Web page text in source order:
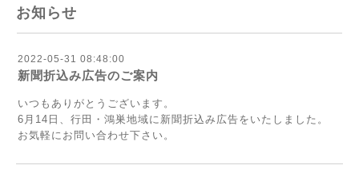
お知らせ
2022-05-31 08:48:00
新聞折込み広告のご案内
いつもありがとうございます。
6月14日、行田・鴻巣地域に新聞折込み広告をいたしました。
お気軽にお問い合わせ下さい。